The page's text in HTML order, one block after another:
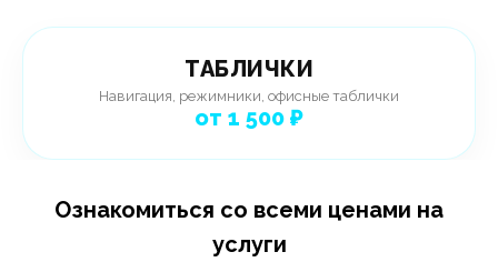
ТАБЛИЧКИ
Навигация, режимники, офисные таблички
от 1 500 ₽
Ознакомиться со всеми ценами на
услуги